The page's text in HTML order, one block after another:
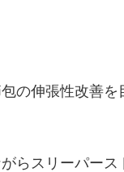
の伸張性改善
がらスリーパー